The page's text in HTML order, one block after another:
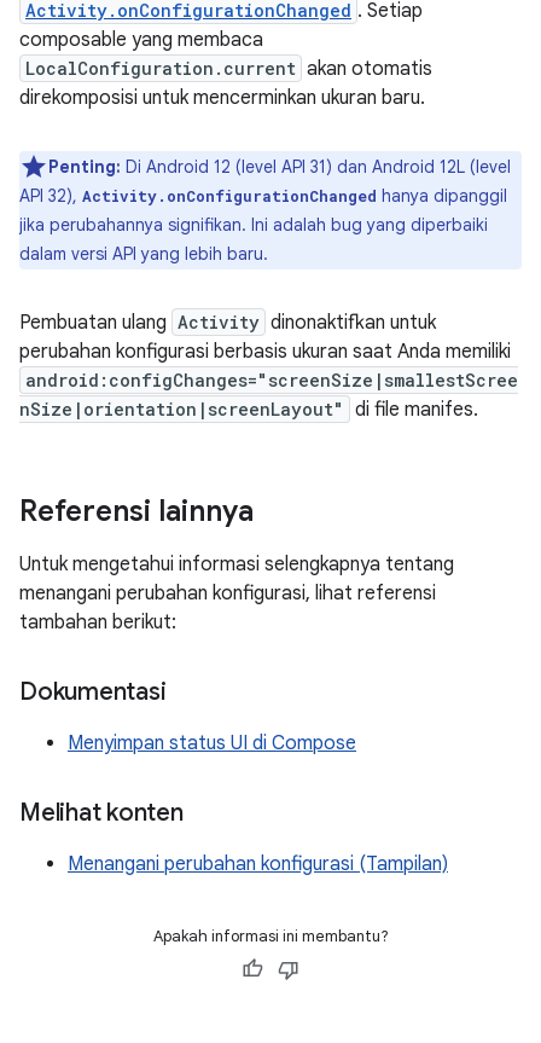
Activity.onConfigurationChanged . Setiap
composable yang membaca
LocalConfiguration.current akan otomatis
direkomposisi untuk mencerminkan ukuran baru.
Penting: Di Android 12 (level API 31) dan Android 12L (level
API 32), Activity.onConfigurationChanged hanya dipanggil
jika perubahannya signifikan. Ini adalah bug yang diperbaiki
dalam versi API yang lebih baru.
Pembuatan ulang Activity dinonaktifkan untuk
perubahan konfigurasi berbasis ukuran saat Anda memiliki
android:configChanges="screenSize|smallestScree
nSize|orientation|screenLayout"
di file manifes.
Referensi lainnya
Untuk mengetahui informasi selengkapnya tentang
menangani perubahan konfigurasi, lihat referensi
tambahan berikut:
Dokumentasi
Menyimpan status UI di Compose
Melihat konten
Menangani perubahan konfigurasi (Tampilan)
Apakah informasi ini membantu?